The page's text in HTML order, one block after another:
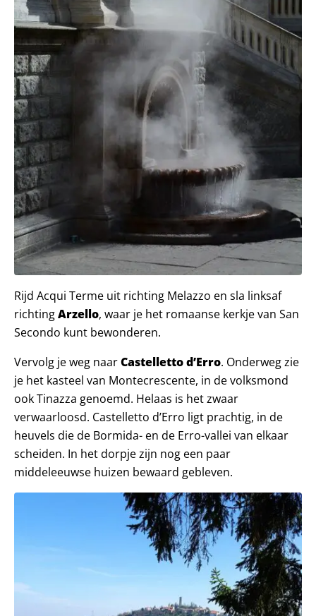
Rijd Acqui Terme uit richting Melazzo en sla linksaf
richtingArzello, waar je het romaanse kerkje van San
Secondo kunt bewonderen.
Vervolg je weg naarCastelletto d’Erro. Onderweg zie
je het kasteel van Montecrescente, in de volksmond
ook Tinazza genoemd. Helaas is het zwaar
verwaarloosd. Castelletto d’Erro ligt prachtig, in de
heuvels die de Bormida- en de Erro-vallei van elkaar
scheiden. In het dorpje zijn nog een paar
middeleeuwse huizen bewaard gebleven.